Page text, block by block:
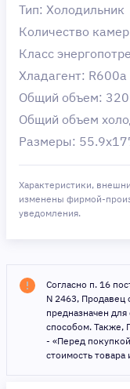
Тип: Холодильник
Количество
Класс
Хладагент: R600a
Общий объем:
Общий объем
Размеры:
Характеристики,
изменены фирмой-
уведомления.
Согласно п. 16
N 2463, Продавец
предназначен
способом. Также,
- «Перед
стоимость